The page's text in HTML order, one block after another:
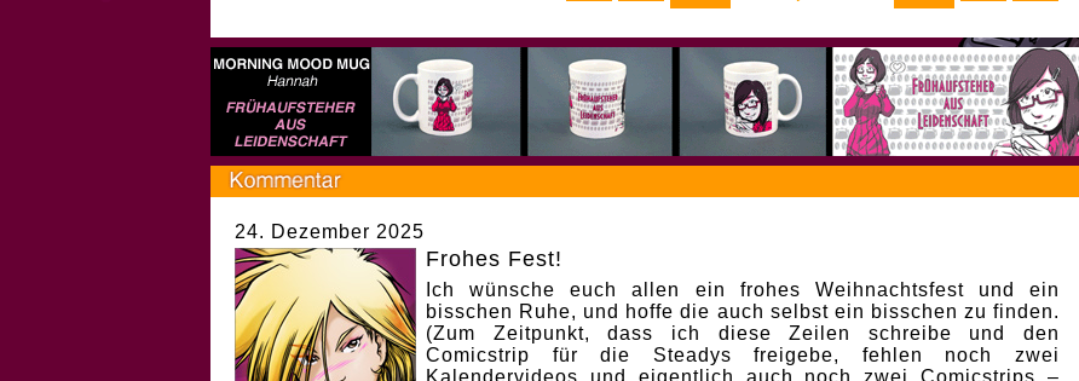
24. Dezember 2025
Frohes Fest!
Ich wünsche euch allen ein frohes Weihnachtsfest und ein
bisschen Ruhe, und hoffe die auch selbst ein bisschen zu finden.
(Zum Zeitpunkt, dass ich diese Zeilen schreibe und den
Comicstrip für die Steadys freigebe, fehlen noch zwei
Kalendervideos und eigentlich auch noch zwei Comicstrips –